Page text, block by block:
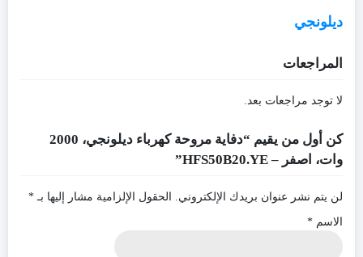
ديلونجي
المراجعات
لا توجد مراجعات بعد.
كن أول من يقيم “دفاية مروحة كهرباء ديلونجي، 2000
وات، اصفر – HFS50B20.YE”
لن يتم نشر عنوان بريدك الإلكتروني. الحقول الإلزامية مشار إليها بـ *
الاسم *